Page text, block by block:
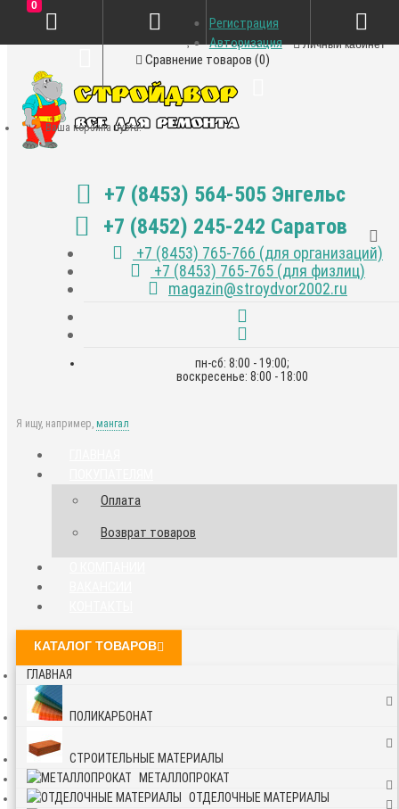
Личный кабинет
Закладки (0)
Сравнение товаров (0)
+7 (8453) 564-505 Энгельс
+7 (8452) 245-242 Саратов
+7 (8453) 765-766 (для организаций)
+7 (8453) 765-765 (для физлиц)
magazin@stroydvor2002.ru
пн-сб: 8:00 - 19:00;
воскресенье: 8:00 - 18:00
Я ищу, например, мангал
Регистрация
Авторизация
0
Ваша корзина пуста!
Оплата
Возврат товаров
КАТАЛОГ ТОВАРОВ
ГЛАВНАЯ
ПОЛИКАРБОНАТ
СТРОИТЕЛЬНЫЕ МАТЕРИАЛЫ
МЕТАЛЛОПРОКАТ
ОТДЕЛОЧНЫЕ МАТЕРИАЛЫ